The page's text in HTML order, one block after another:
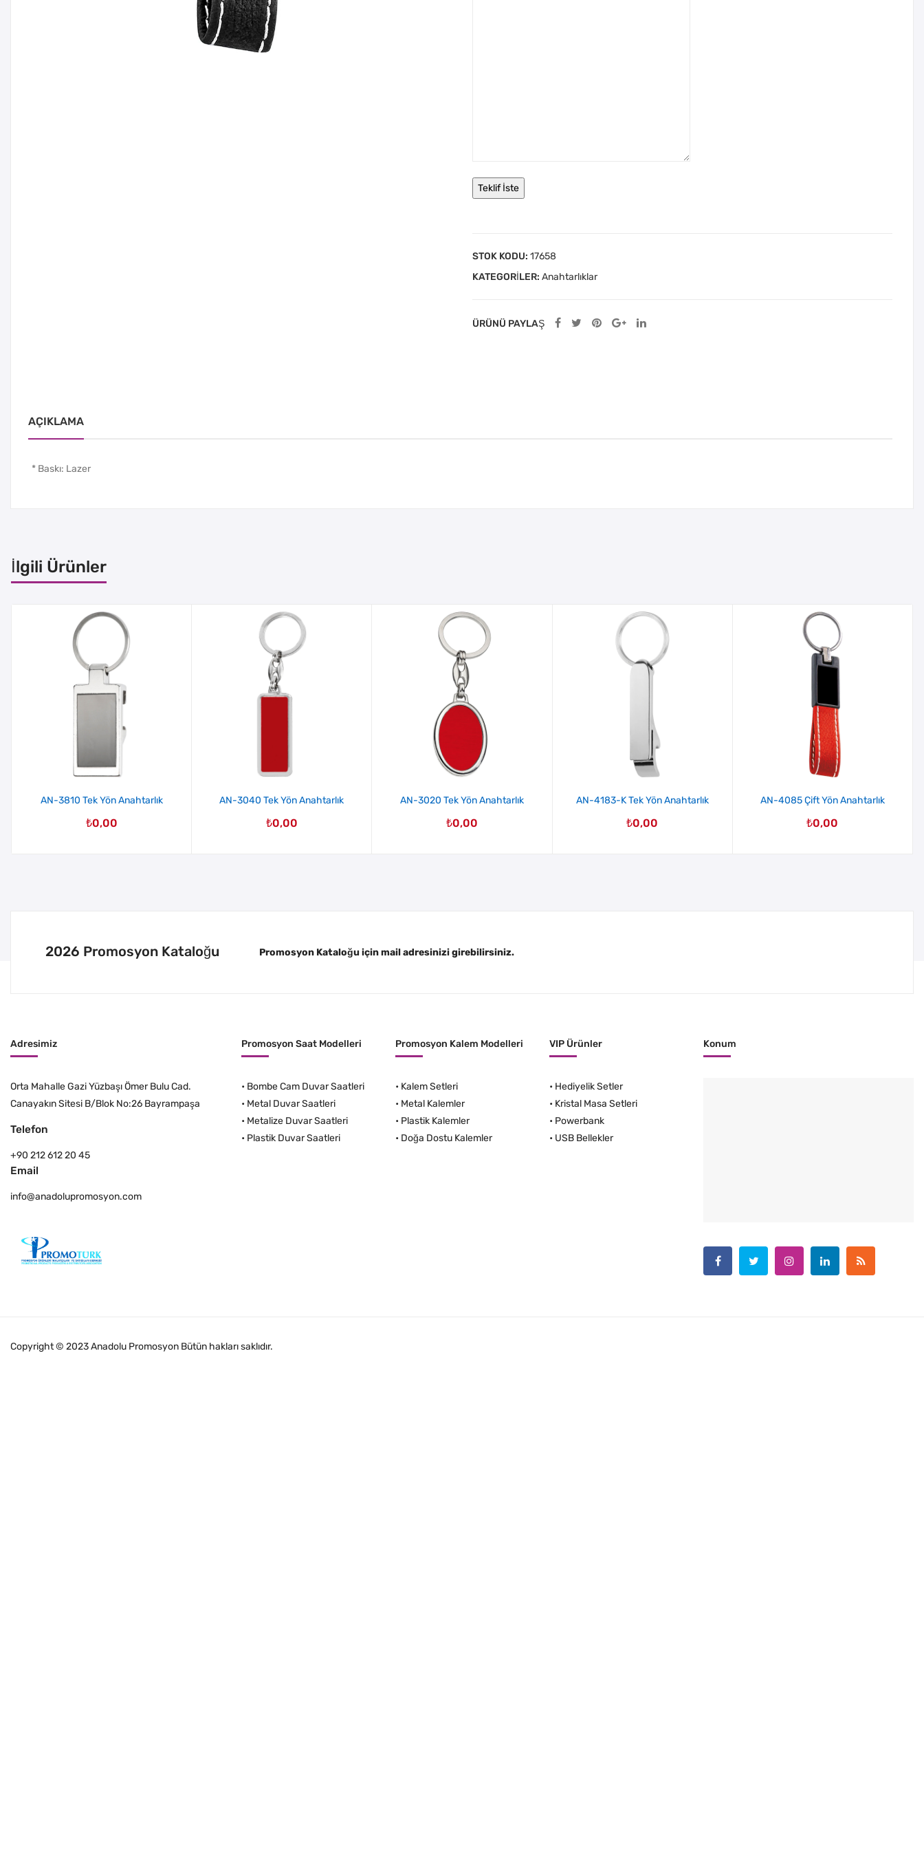
STOK KODU: 17658
KATEGORILER: Anahtarlıklar
ÜRÜNÜ PAYLAŞ
AÇIKLAMA
* Baskı: Lazer
İlgili Ürünler
AN-3810 Tek Yön Anahtarlık
₺0,00
AN-3040 Tek Yön Anahtarlık
₺0,00
AN-3020 Tek Yön Anahtarlık
₺0,00
AN-4183-K Tek Yön Anahtarlık
₺0,00
AN-4085 Çift Yön Anahtarlık
₺0,00
2026 Promosyon Kataloğu Promosyon Kataloğu için mail adresinizi girebilirsiniz.
Adresimiz
Orta Mahalle Gazi Yüzbaşı Ömer Bulu Cad.
Canayakın Sitesi B/Blok No:26 Bayrampaşa
Telefon
+90 212 612 20 45
Email
info@anadolupromosyon.com
Promosyon Saat Modelleri
• Bombe Cam Duvar Saatleri
• Metal Duvar Saatleri
• Metalize Duvar Saatleri
• Plastik Duvar Saatleri
Promosyon Kalem Modelleri
• Kalem Setleri
• Metal Kalemler
• Plastik Kalemler
• Doğa Dostu Kalemler
VIP Ürünler
• Hediyelik Setler
• Kristal Masa Setleri
• Powerbank
• USB Bellekler
Konum
Copyright © 2023 Anadolu Promosyon Bütün hakları saklıdır.